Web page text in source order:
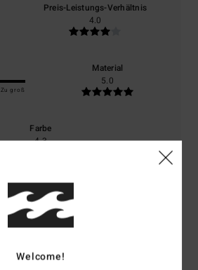
Preis-Leistungs-Verhältnis
4.0
Zu groß
Material
5.0
Farbe
4.3
4/5
Welcome!